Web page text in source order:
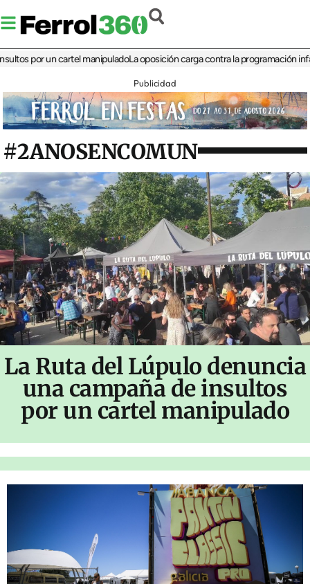
por un cartel manipuladoLa oposición carga contra la programación infantil
Publicidad
#2ANOSENCOMUN
La Ruta del Lúpulo denuncia
una campaña de insultos
por un cartel manipulado